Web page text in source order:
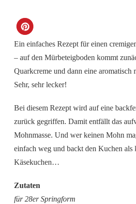
Ein einfaches Rezept für einen
– auf den Mürbeteigboden kommt
Quarkcreme und dann eine aromatisch
Sehr, sehr lecker!
Bei diesem Rezept wird auf eine
zurück gegriffen. Damit entfällt das
Mohnmasse. Und wer keinen Mohn
einfach weg und backt den Kuchen als
Käsekuchen…
Zutaten
für 28er Springform